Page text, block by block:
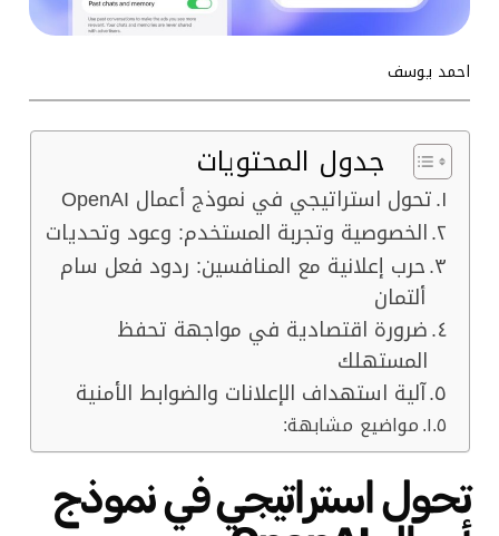
احمد يوسف
جدول المحتويات
تحول استراتيجي في نموذج أعمال OpenAI
الخصوصية وتجربة المستخدم: وعود وتحديات
حرب إعلانية مع المنافسين: ردود فعل سام
ألتمان
ضرورة اقتصادية في مواجهة تحفظ
المستهلك
آلية استهداف الإعلانات والضوابط الأمنية
مواضيع مشابهة:
تحول استراتيجي في نموذج